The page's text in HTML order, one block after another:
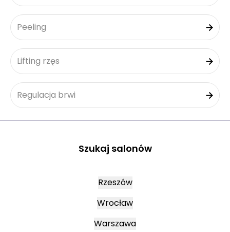
Peeling
Lifting rzęs
Regulacja brwi
Szukaj salonów
Rzeszów
Wrocław
Warszawa